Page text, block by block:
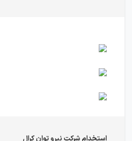
استخدام شرکت نیرو توان کرال